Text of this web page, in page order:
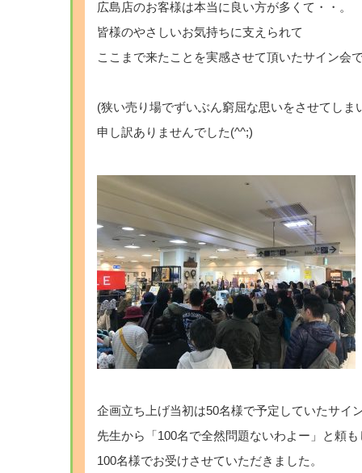
広島店のお客様は本当に良い方が多くて・・。
皆様のやさしいお気持ちに支えられて
ここまで来たことを実感させて頂いたサイン会
(狭い売り場でずいぶん窮屈な思いをさせてしま
申し訳ありませんでした(^^;)
企画立ち上げ当初は50名様で予定していたサイ
先生から「100名で全然問題ないわよー」と頼
100名様でお受けさせていただきました。